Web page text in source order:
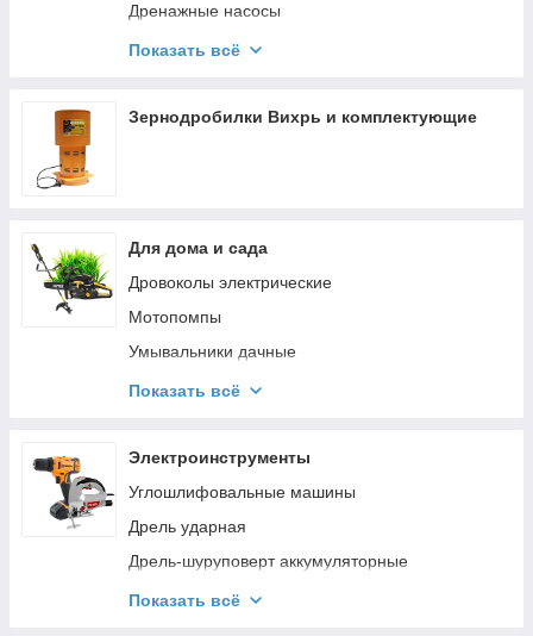
Дренажные насосы
Поверхностные насосы
Фекальные насосы
Канализационные насосы
Показать всё
Зернодробилки Вихрь и комплектующие
Для дома и сада
Дровоколы электрические
Мотопомпы
Умывальники дачные
Душ дачный
Комплектующие к снегоуборщикам
Мотобуры
Газонокосилки бензиновые
Газонокосилки электрические
Аккумуляторные газонокосилки
Показать всё
Электроинструменты
Углошлифовальные машины
Дрель ударная
Дрель-шуруповерт аккумуляторные
Дисковые (циркулярные) пилы
Показать всё